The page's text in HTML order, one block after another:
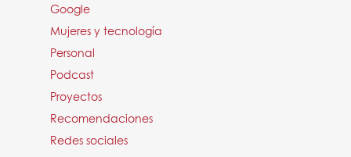
Google
Mujeres y tecnología
Personal
Podcast
Proyectos
Recomendaciones
Redes sociales